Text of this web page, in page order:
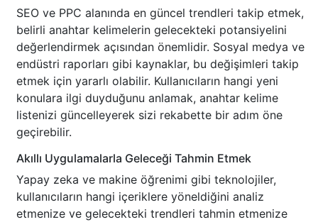
SEO ve PPC alanında en güncel trendleri takip etmek,
belirli anahtar kelimelerin gelecekteki potansiyelini
değerlendirmek açısından önemlidir. Sosyal medya ve
endüstri raporları gibi kaynaklar, bu değişimleri takip
etmek için yararlı olabilir. Kullanıcıların hangi yeni
konulara ilgi duyduğunu anlamak, anahtar kelime
listenizi güncelleyerek sizi rekabette bir adım öne
geçirebilir.
Akıllı Uygulamalarla Geleceği Tahmin Etmek
Yapay zeka ve makine öğrenimi gibi teknolojiler,
kullanıcıların hangi içeriklere yöneldiğini analiz
etmenize ve gelecekteki trendleri tahmin etmenize